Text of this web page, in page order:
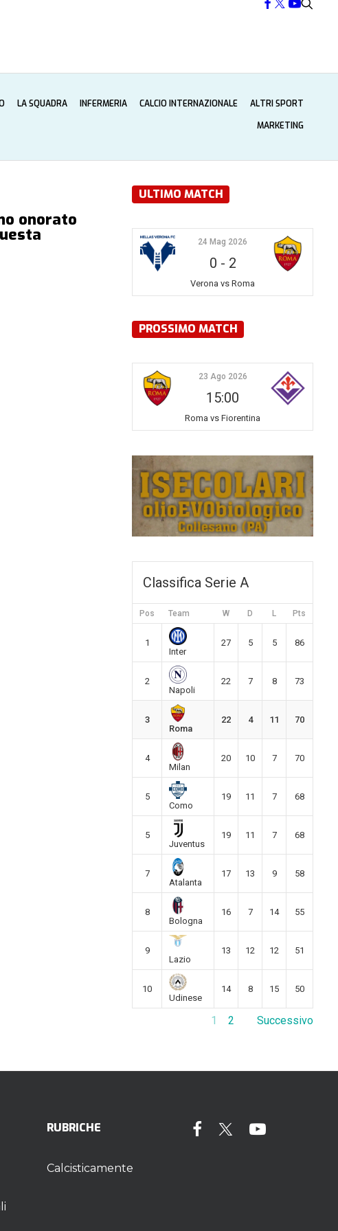
LA SQUADRA INFERMERIA CALCIO INTERNAZIONALE
ALTRI SPORT
MARKETING
onorato
ULTIMO MATCH
24 Mag 2026
0 - 2
Verona vs Roma
PROSSIMO MATCH
23 Ago 2026
15:00
Roma vs Fiorentina
Classifica Serie A
Pos Team W D L Pts
1
Inter
27 5 5 86
2
Napoli
22 7 8 73
3
Roma
22 4 11 70
4
Milan
20 10 7 70
5
Como
19 11 7 68
5
Juventus
19 11 7 68
7
Atalanta
17 13 9 58
8
Bologna
16 7 14 55
9
Lazio
13 12 12 51
10
Udinese
14 8 15 50
1 2 Successivo
RUBRICHE
Calcisticamente